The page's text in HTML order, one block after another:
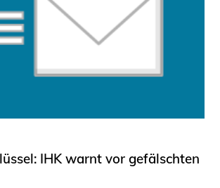
IHK warnt vor gefälschten